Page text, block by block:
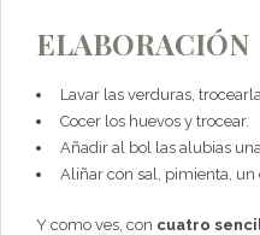
ELABORACIÓN
Lavar las verduras,
Cocer los huevos y trocear.
Añadir al bol las alubias
Aliñar con sal, pimienta, un
Y como ves, con cuatro